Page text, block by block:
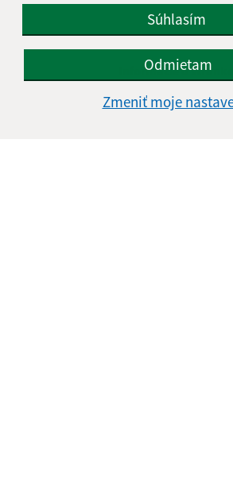
Súhlasím
Odmietam
Zmeniť moje
Informácie o stránke:
Vyhlásenie o